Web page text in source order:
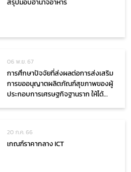
06 พ.ย. 67
การศึกษาปัจจัยที่ส่งผลต่อการส่งเสริม
การขออนุญาตผลิตภัณฑ์สุขภาพของผู้
ประกอบการเศรษฐกิจฐานราก ให้ได้
20 ก.ค. 66
เกณฑ์ราคากลาง ICT
านต้องการ Subscribe